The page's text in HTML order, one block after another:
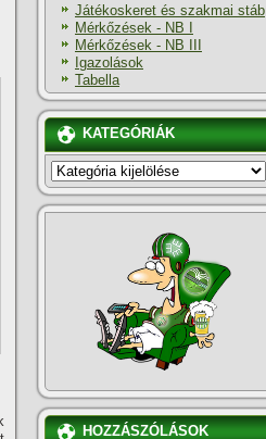
Játékoskeret és szakmai stáb
Mérkőzések - NB I
Mérkőzések - NB III
Igazolások
Tabella
KATEGÓRIÁK
KATEGÓRIÁK
HOZZÁSZÓLÁSOK